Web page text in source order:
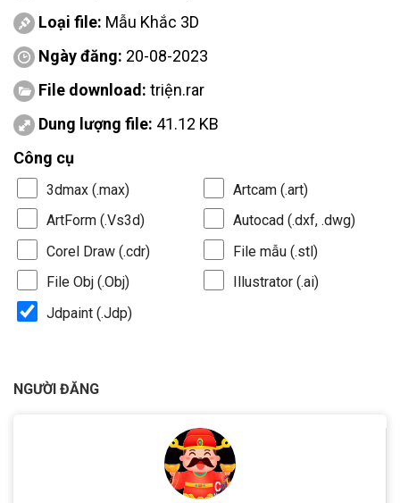
Loại file: Mẫu Khắc 3D
Ngày đăng: 20-08-2023
File download: triện.rar
Dung lượng file: 41.12 KB
Công cụ
3dmax (.max)
Artcam (.art)
ArtForm (.Vs3d)
Autocad (.dxf, .dwg)
Corel Draw (.cdr)
File mẫu (.stl)
File Obj (.Obj)
Illustrator (.ai)
Jdpaint (.Jdp)
NGƯỜI ĐĂNG